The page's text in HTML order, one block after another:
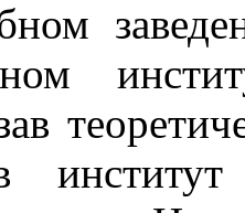
институт